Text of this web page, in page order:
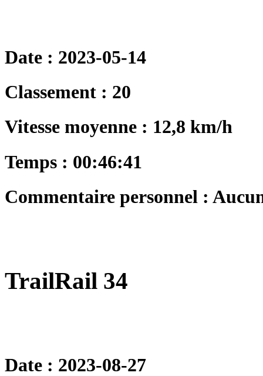
Date : 2023-05-14
Classement : 20
Vitesse moyenne : 12,8 km/h
Temps : 00:46:41
Commentaire personnel :
TrailRail 34
Date : 2023-08-27